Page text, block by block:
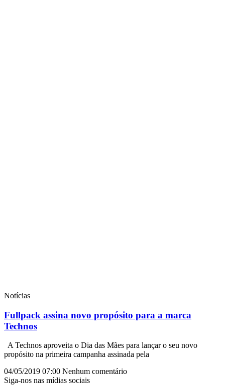
Notícias
Fullpack assina novo propósito para a marca
Technos
A Technos aproveita o Dia das Mães para lançar o seu novo
propósito na primeira campanha assinada pela
04/05/2019 07:00 Nenhum comentário
Siga-nos nas mídias sociais